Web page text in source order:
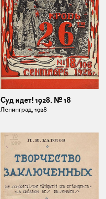
Суд идет! 1928. № 18
Ленинград, 1928